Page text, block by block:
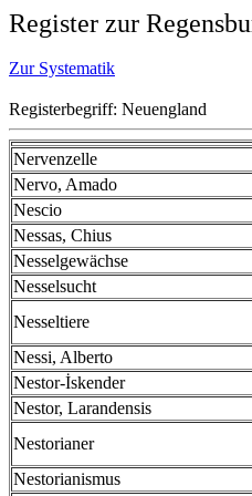
Register zur
Zur Systematik
Registerbegriff: Neuengland
Nervenzelle
Nervo, Amado
Nescio
Nessas, Chius
Nesselgewächse
Nesselsucht
Nesseltiere
Nessi, Alberto
Nestor-İskender
Nestor, Larandensis
Nestorianer
Nestorianismus